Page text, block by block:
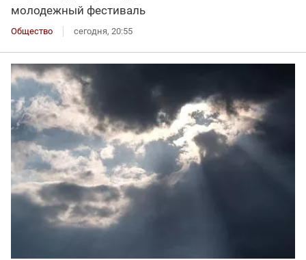
молодежный фестиваль
Общество сегодня, 20:55